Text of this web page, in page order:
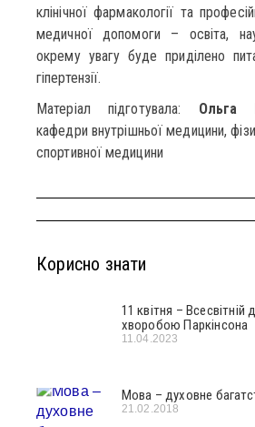
клінічної фармакології та
медичної допомоги – освіта,
окрему увагу буде приділено
гіпертензії.
Матеріал підготувала: Ольга
кафедри внутрішньої медицини,
спортивної медицини
Корисно знати
11 квітня –
хворобою Паркінсона
11.04.2023
Мова – духовне
21.02.2018